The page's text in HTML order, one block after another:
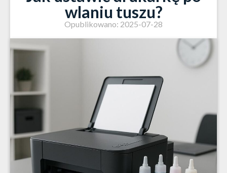
wlaniu tuszu?
Opublikowano: 2025-07-28